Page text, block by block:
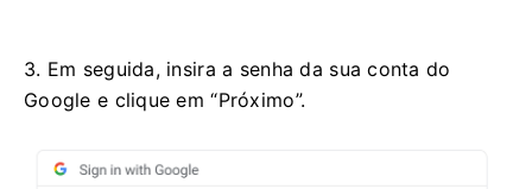
3. Em seguida, insira a senha da sua conta do
Google e clique em “Próximo”.